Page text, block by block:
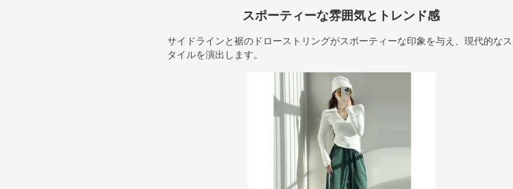
スポーティーな雰囲気とトレンド感
サイドラインと裾のドローストリングがスポーティーな印象を与え、現代的なス
タイルを演出します。